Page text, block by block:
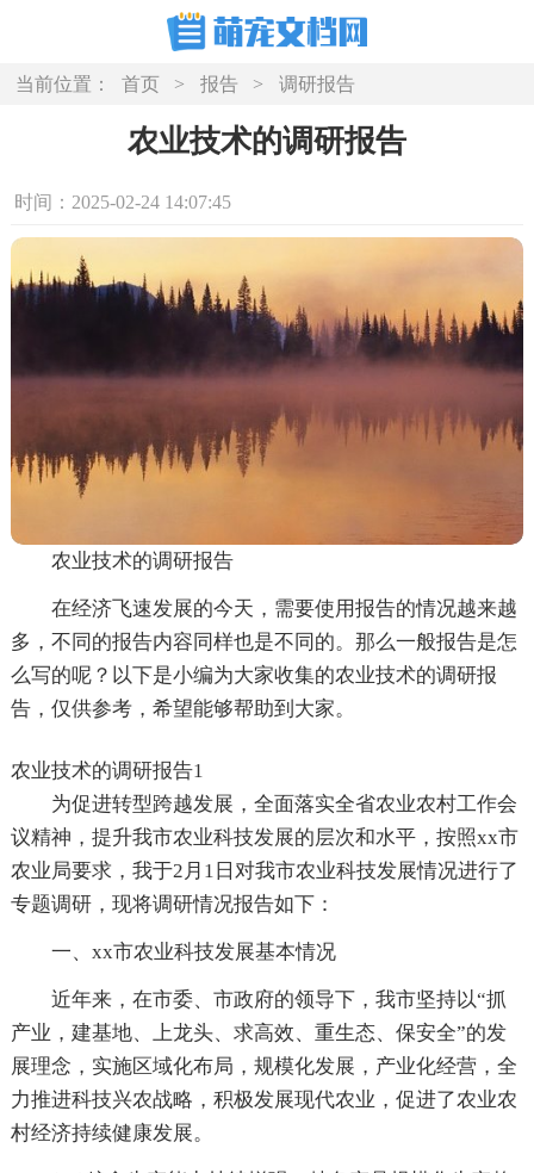
当前位置： 首页 > 报告 > 调研报告
农业技术的调研报告
时间：2025-02-24 14:07:45
农业技术的调研报告
在经济飞速发展的今天，需要使用报告的情况越来越
多，不同的报告内容同样也是不同的。那么一般报告是怎
么写的呢？以下是小编为大家收集的农业技术的调研报
告，仅供参考，希望能够帮助到大家。
农业技术的调研报告1
为促进转型跨越发展，全面落实全省农业农村工作会
议精神，提升我市农业科技发展的层次和水平，按照xx市
农业局要求，我于2月1日对我市农业科技发展情况进行了
专题调研，现将调研情况报告如下：
一、xx市农业科技发展基本情况
近年来，在市委、市政府的领导下，我市坚持以“抓
产业，建基地、上龙头、求高效、重生态、保安全”的发
展理念，实施区域化布局，规模化发展，产业化经营，全
力推进科技兴农战略，积极发展现代农业，促进了农业农
村经济持续健康发展。